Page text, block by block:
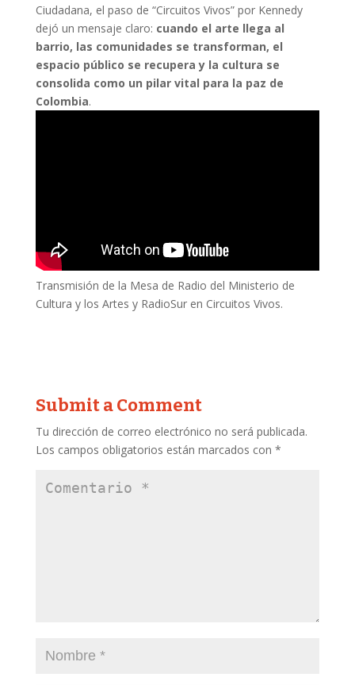
Ciudadana, el paso de “Circuitos Vivos” por Kennedy
dejó un mensaje claro: cuando el arte llega al
barrio, las comunidades se transforman, el
espacio público se recupera y la cultura se
consolida como un pilar vital para la paz de
Colombia.
Transmisión de la Mesa de Radio del Ministerio de
Cultura y los Artes y RadioSur en Circuitos Vivos.
Submit a Comment
Tu dirección de correo electrónico no será publicada.
Los campos obligatorios están marcados con *